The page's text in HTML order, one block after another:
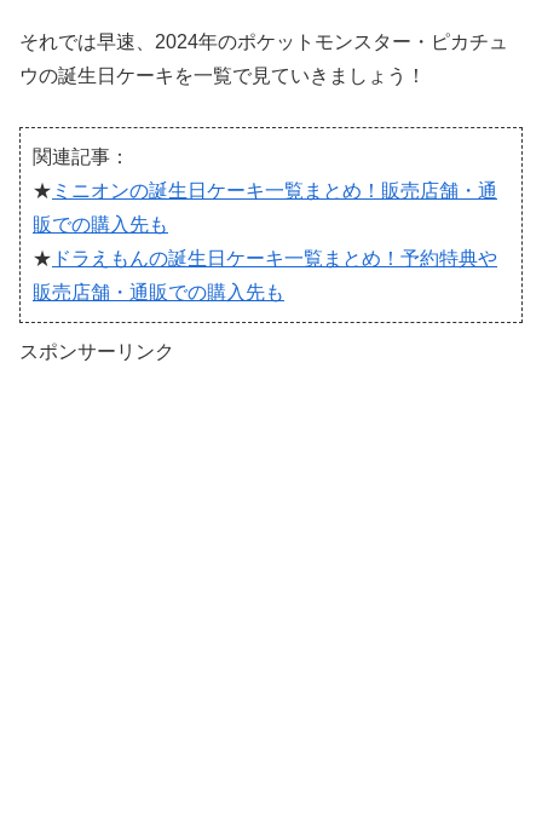
それでは早速、2024年のポケットモンスター・ピカチュ
ウの誕生日ケーキを一覧で見ていきましょう！
関連記事：
★ ミニオンの誕生日ケーキ一覧まとめ！販売店舗・通
販での購入先も
★ ドラえもんの誕生日ケーキ一覧まとめ！予約特典や
販売店舗・通販での購入先も
スポンサーリンク